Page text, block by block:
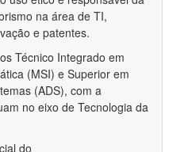
na área de TI,
e patentes.
Técnico Integrado em
(MSI) e Superior em
(ADS), com a
no eixo de Tecnologia da
do